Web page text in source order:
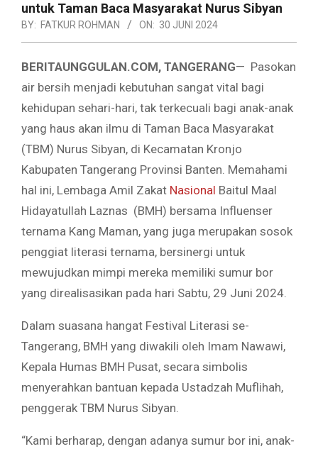
untuk Taman Baca Masyarakat Nurus Sibyan
BY: FATKUR ROHMAN ON: 30 JUNI 2024
BERITAUNGGULAN.COM, TANGERANG— Pasokan
air bersih menjadi kebutuhan sangat vital bagi
kehidupan sehari-hari, tak terkecuali bagi anak-anak
yang haus akan ilmu di Taman Baca Masyarakat
(TBM) Nurus Sibyan, di Kecamatan Kronjo
Kabupaten Tangerang Provinsi Banten. Memahami
hal ini, Lembaga Amil Zakat Nasional Baitul Maal
Hidayatullah Laznas (BMH) bersama Influenser
ternama Kang Maman, yang juga merupakan sosok
penggiat literasi ternama, bersinergi untuk
mewujudkan mimpi mereka memiliki sumur bor
yang direalisasikan pada hari Sabtu, 29 Juni 2024.
Dalam suasana hangat Festival Literasi se-
Tangerang, BMH yang diwakili oleh Imam Nawawi,
Kepala Humas BMH Pusat, secara simbolis
menyerahkan bantuan kepada Ustadzah Muflihah,
penggerak TBM Nurus Sibyan.
“Kami berharap, dengan adanya sumur bor ini, anak-